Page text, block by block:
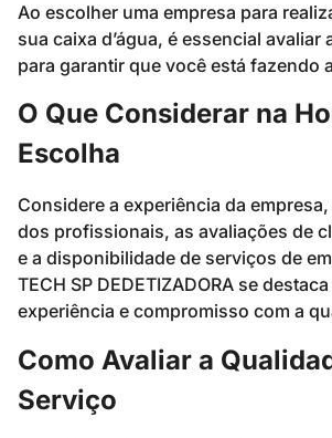
Ao escolher uma empresa para
sua caixa d’água, é essencial avaliar
para garantir que você está fazendo
O Que Considerar na
Escolha
Considere a experiência da
dos profissionais, as avaliações de
e a disponibilidade de serviços de
TECH SP DEDETIZADORA se
experiência e compromisso com a
Como Avaliar a
Serviço